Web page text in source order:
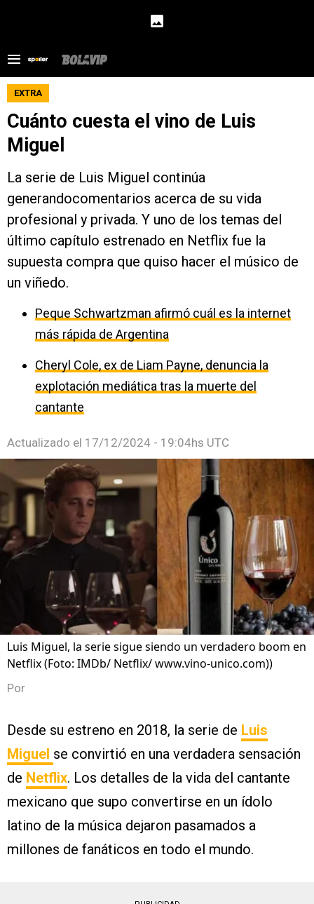
EXTRA
Cuánto cuesta el vino de Luis
Miguel
La serie de Luis Miguel continúa
generandocomentarios acerca de su vida
profesional y privada. Y uno de los temas del
último capítulo estrenado en Netflix fue la
supuesta compra que quiso hacer el músico de
un viñedo.
Peque Schwartzman afirmó cuál es la internet
más rápida de Argentina
Cheryl Cole, ex de Liam Payne, denuncia la
explotación mediática tras la muerte del
cantante
Actualizado el 17/12/2024 - 19:04hs UTC
Luis Miguel, la serie sigue siendo un verdadero boom en
Netflix (Foto: IMDb/ Netflix/ www.vino-unico.com))
Por
Desde su estreno en 2018, la serie de Luis
Miguel se convirtió en una verdadera sensación
de Netflix. Los detalles de la vida del cantante
mexicano que supo convertirse en un ídolo
latino de la música dejaron pasamados a
millones de fanáticos en todo el mundo.